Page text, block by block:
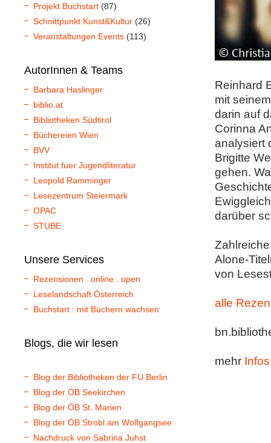
Projekt Buchstart (87)
Schnittpunkt Kunst&Kultur (26)
Veranstaltungen Events (113)
AutorInnen & Teams
Barbara Haslinger
biblio.at
Bibliotheken Südtirol
Büchereien Wien
BVV
Institut fuer Jugendliteratur
Leopold Ramminger
Lesezentrum Steiermark
OPAC
STUBE
Unsere Services
Rezensionen . online . open
Leselandschaft Österreich
Buchstart : mit Büchern wachsen
Blogs, die wir lesen
Blog der Bibliotheken der FU Berlin
Blog der ÖB Seekirchen
Blog der ÖB St. Marien
Blog der ÖB Strobl am Wolfgangsee
Nachdruck von Sabrina Juhst
Reinhard
mit
darin auf
Corinna
analysiert
Brigitte
gehen.
darüber
Alone-
von
alle
mehr